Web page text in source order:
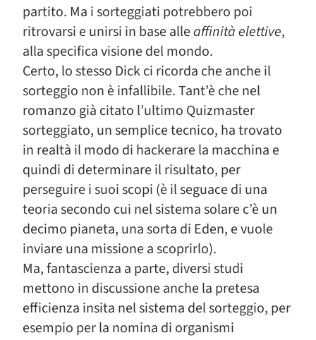
partito. Ma i sorteggiati potrebbero poi
ritrovarsi e unirsi in base alleaffinità elettive,
alla specifica visione del mondo.
Certo, lo stesso Dick ci ricorda che anche il
sorteggio non è infallibile. Tant’è che nel
romanzo già citato l’ultimo Quizmaster
sorteggiato, un semplice tecnico, ha trovato
in realtà il modo di hackerare la macchina e
quindi di determinare il risultato, per
perseguire i suoi scopi (è il seguace di una
teoria secondo cui nel sistema solare c’è un
decimo pianeta, una sorta di Eden, e vuole
inviare una missione a scoprirlo).
Ma, fantascienza a parte, diversi studi
mettono in discussione anche la pretesa
efficienza insita nel sistema del sorteggio, per
esempio per la nomina di organismi